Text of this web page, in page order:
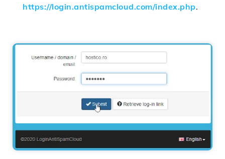
https://login.antispamcloud.com/index.php.